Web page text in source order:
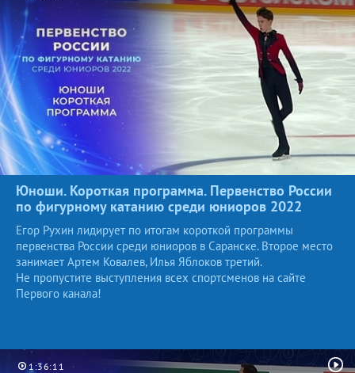
Юноши. Короткая программа. Первенство России
по фигурному катанию среди юниоров 2022
Егор Рухин лидирует по итогам короткой программы
первенства России среди юниоров в Саранске. Второе место
занимает Артем Ковалев, Илья Яблоков третий.
Не пропустите выступления всех спортсменов на сайте
Первого канала!
1:36:11